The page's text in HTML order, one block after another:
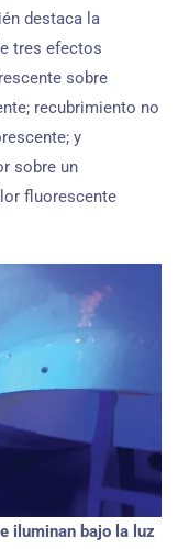
destaca la
tres efectos
sobre
recubrimiento no
y
sobre un
fluorescente
iluminan bajo la luz